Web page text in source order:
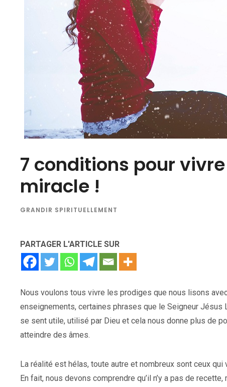
7 conditions pour
miracle !
GRANDIR SPIRITUELLEMENT
PARTAGER L'ARTICLE SUR
Nous voulons tous vivre les prodiges que nous lisons
enseignements, certaines phrases que le Seigneur Jésus
se sent utile, utilisé par Dieu et cela nous donne plus de
atteindre des âmes.
La réalité est hélas, toute autre et nombreux sont ceux
En fait, nous devons comprendre qu’il n’y a pas de